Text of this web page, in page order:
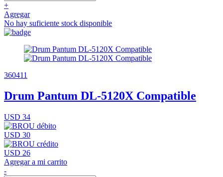
+
Agregar
No hay suficiente stock disponible
360411
Drum Pantum DL-5120X Compatible
USD 34
USD 30
USD 26
Agregar a mi carrito
-